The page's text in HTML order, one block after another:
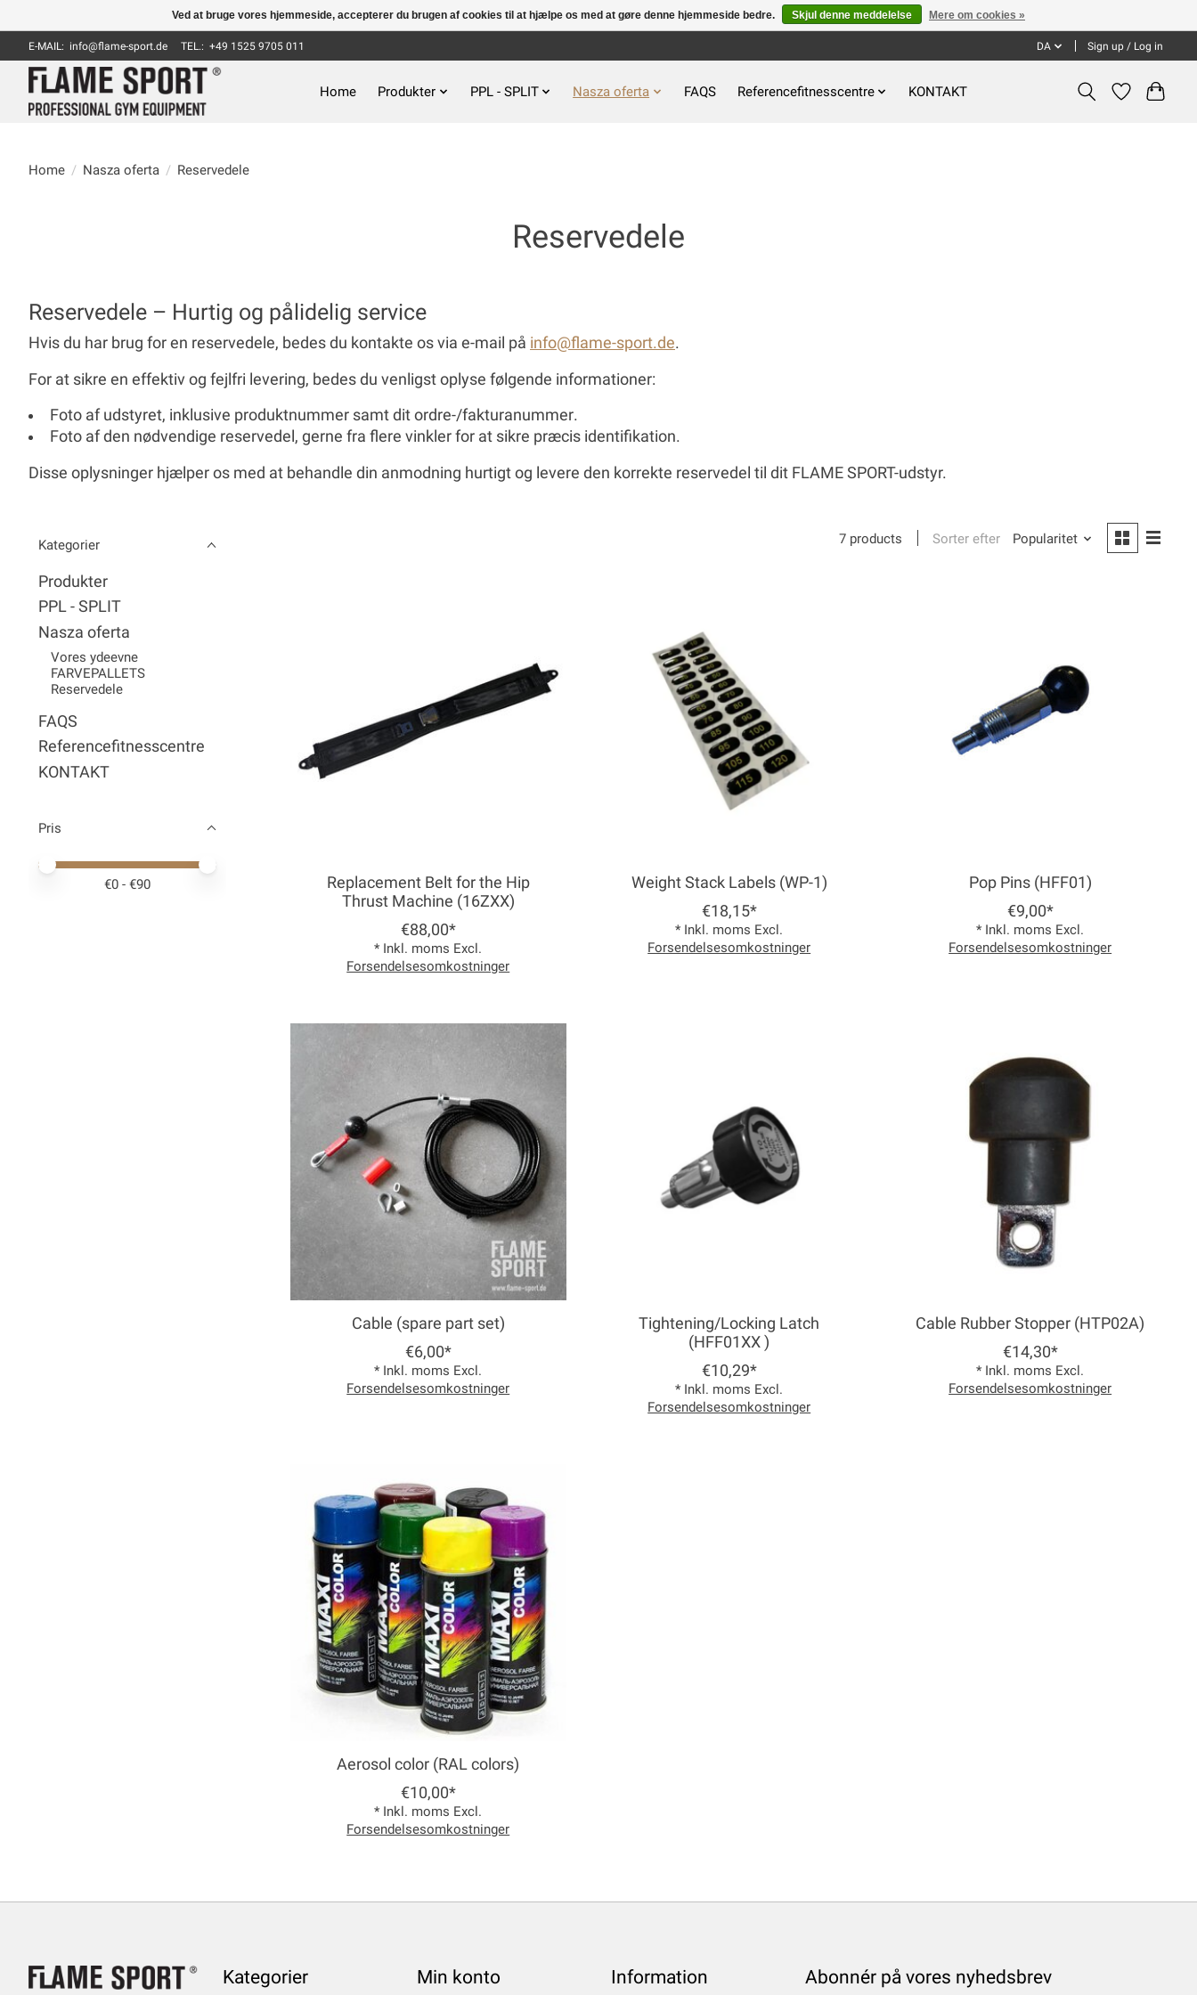
E-MAIL: info@flame-sport.de TEL.: +49 1525 9705 011 DA Sign up / Log in
Home Produkter PPL - SPLIT Nasza oferta FAQS Referencefitnesscentre KONTAKT
Home / Nasza oferta / Reservedele
Reservedele
Reservedele – Hurtig og pålidelig service
Hvis du har brug for en reservedele, bedes du kontakte os via e-mail på info@flame-sport.de.
For at sikre en effektiv og fejlfri levering, bedes du venligst oplyse følgende informationer:
Foto af udstyret, inklusive produktnummersamt dit ordre-/fakturanummer.
Foto af den nødvendige reservedel , gerne fra flere vinkler for at sikre præcis identifikation.
Disse oplysninger hjælper os med at behandle din anmodning hurtigt og levere den korrekte reservedel til dit FLAME SPORT-udstyr.
Kategorier
Produkter
PPL - SPLIT
Nasza oferta
Vores ydeevne
FARVEPALLETS
Reservedele
FAQS
Referencefitnesscentre
KONTAKT
Pris
Price minimum value
Price maximum value
€0 - €90
7 products Sorter efter Popularitet
Replacement Belt for the Hip
Thrust Machine (16ZXX)
€88,00*
* Inkl. moms Excl.
Forsendelsesomkostninger
Weight Stack Labels (WP-1)
€18,15*
* Inkl. moms Excl.
Forsendelsesomkostninger
Pop Pins (HFF01)
€9,00*
* Inkl. moms Excl.
Forsendelsesomkostninger
Cable (spare part set)
€6,00*
* Inkl. moms Excl.
Forsendelsesomkostninger
Tightening/Locking Latch
(HFF01XX )
€10,29*
* Inkl. moms Excl.
Forsendelsesomkostninger
Cable Rubber Stopper (HTP02A)
€14,30*
* Inkl. moms Excl.
Forsendelsesomkostninger
Aerosol color (RAL colors)
€10,00*
* Inkl. moms Excl.
Forsendelsesomkostninger
Kategorier Min konto Information Abonnér på vores nyhedsbrev
Ved at bruge vores hjemmeside, accepterer du brugen af ​​cookies til at hjælpe os med at gøre denne hjemmeside bedre. Skjul denne meddelelse Mere om cookies »